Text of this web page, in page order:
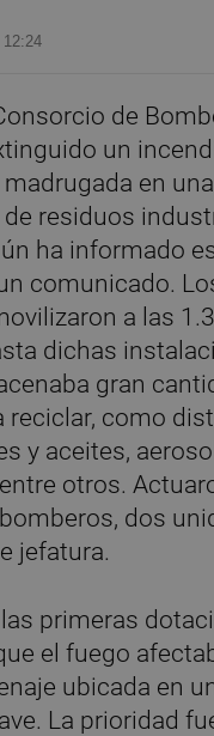
12:24
de
un
en
residuos
ha informado
comunicado.
a las
dichas
gran
reciclar, como
y aceites,
otros.
dos
jefatura.
primeras
el fuego
ubicada en
La prioridad